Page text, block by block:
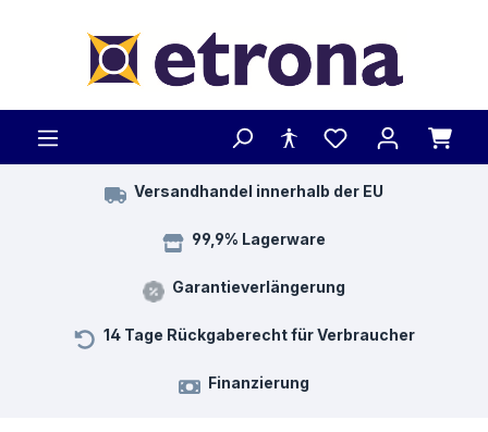
Versandhandel innerhalb der EU
99,9% Lagerware
Garantieverlängerung
14 Tage Rückgaberecht für Verbraucher
Finanzierung